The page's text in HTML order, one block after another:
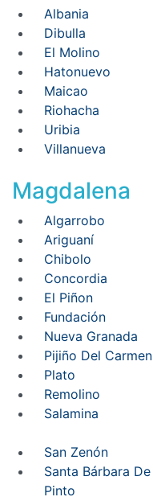
Albania
Dibulla
El Molino
Hatonuevo
Maicao
Riohacha
Uribia
Villanueva
Magdalena
Algarrobo
Ariguaní
Chibolo
Concordia
El Piñon
Fundación
Nueva Granada
Pijiño Del Carmen
Plato
Remolino
Salamina
San Zenón
Santa Bárbara De
Pinto